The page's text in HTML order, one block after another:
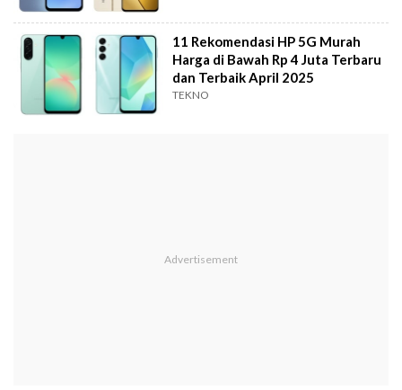
11 Rekomendasi HP 5G Murah
Harga di Bawah Rp 4 Juta Terbaru
dan Terbaik April 2025
TEKNO